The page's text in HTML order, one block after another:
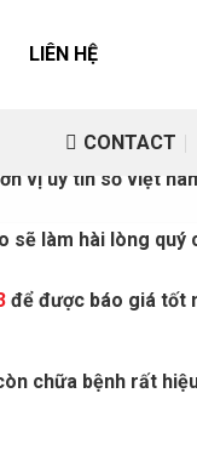
LIÊN HỆ
CONTACT
uống, sản xuất
vị uy tín số việt
sẽ làm hài lòng quý
để được báo giá tốt
chữa bệnh rất